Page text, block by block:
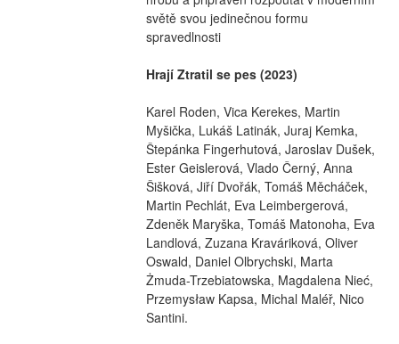
světě svou jedinečnou formu
spravedlnosti
Hrají Ztratil se pes (2023)
Karel Roden, Vica Kerekes, Martin
Myšička, Lukáš Latinák, Juraj Kemka,
Štepánka Fingerhutová, Jaroslav Dušek,
Ester Geislerová, Vlado Černý, Anna
Šišková, Jiří Dvořák, Tomáš Měcháček,
Martin Pechlát, Eva Leimbergerová,
Zdeněk Maryška, Tomáš Matonoha, Eva
Landlová, Zuzana Kraváriková, Oliver
Oswald, Daniel Olbrychski, Marta
Żmuda-Trzebiatowska, Magdalena Nieć,
Przemysław Kapsa, Michal Maléř, Nico
Santini.